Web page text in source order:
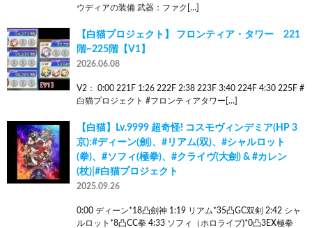
ウディアの装備 武器：ファク[…]
【白猫プロジェクト】 フロンティア・タワー 221
階~225階【V1】
2026.06.08
V2： 0:00 221F 1:26 222F 2:38 223F 3:40 224F 4:30 225F #
白猫プロジェクト #フロンティアタワー[…]
【白猫】Lv.9999 超奇怪! コスモヴィンデミア(HP 3
京):#ディーン(劍)、#リアム(双)、#シャルロット
(拳)、#ソフィ(極拳)、#クライヴ(大劍) & #カレン
(杖)|#白猫プロジェクト
2025.09.26
0:00 ディーン*18凸劍神 1:19 リアム*35凸GC双剣 2:42 シャ
ルロット*8凸CC拳 4:33 ソフィ（ホロライブ)*0凸3EX極拳